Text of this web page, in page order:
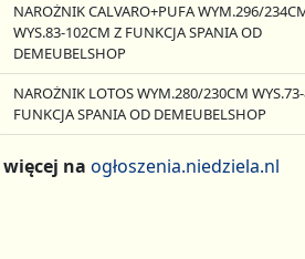
NAROŻNIK CALVARO+PUFA WYM.296/
WYS.83-102CM Z FUNKCJA SPANIA OD
DEMEUBELSHOP
NAROŻNIK LOTOS WYM.280/230CM
FUNKCJA SPANIA OD DEMEUBELSHOP
więcej na ogłoszenia.niedziela.nl